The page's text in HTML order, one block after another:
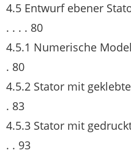
4.5 Entwurf ebener
. . . . 80
4.5.1 Numerische
. 80
4.5.2 Stator mit
. 83
4.5.3 Stator mit
. . 93